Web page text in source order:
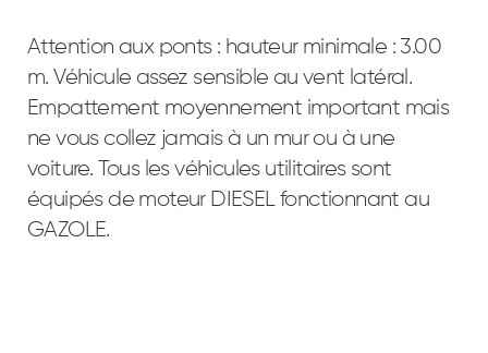
Attention aux ponts : hauteur minimale : 3.00
m. Véhicule assez sensible au vent latéral.
Empattement moyennement important mais
ne vous collez jamais à un mur ou à une
voiture. Tous les véhicules utilitaires sont
équipés de moteur DIESEL fonctionnant au
GAZOLE.